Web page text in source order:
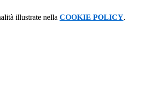
illustrate nella COOKIE POLICY.